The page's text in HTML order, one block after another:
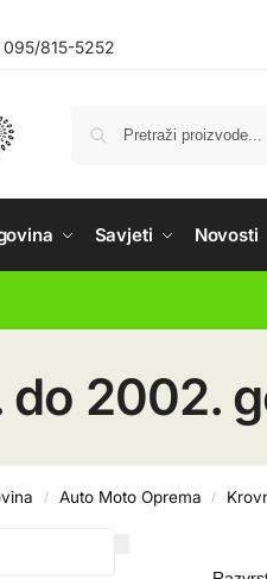
095/815-5252
Savjeti Novosti
do 2002.
/ Auto Moto Oprema /